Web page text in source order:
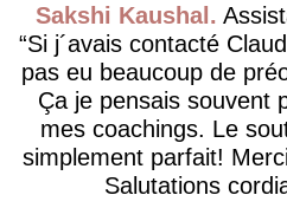
Sakshi Kaushal
Si j´avais contacté
pas eu beaucoup de
Ça je pensais souvent
mes coachings. Le
simplement parfait!
Salutations